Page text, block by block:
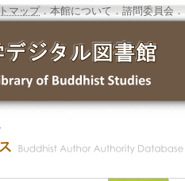
マップ．本館について ．諮問委員会 ．